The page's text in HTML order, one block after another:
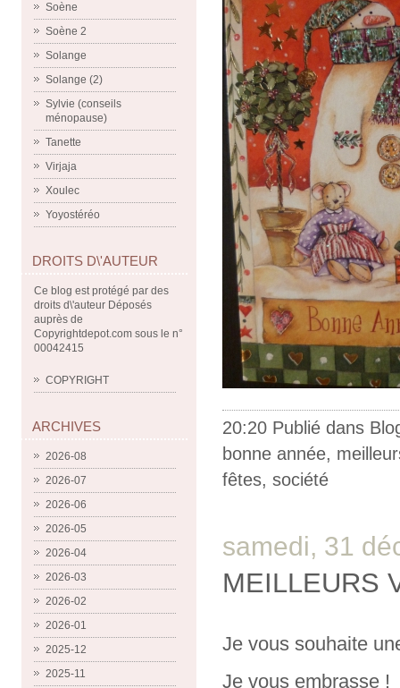
Soène
Soène 2
Solange
Solange (2)
Sylvie (conseils
ménopause)
Tanette
Virjaja
Xoulec
Yoyostéréo
DROITS D\'AUTEUR
Ce blog est protégé par des
droits d\'auteur Déposés
auprès de
Copyrightdepot.com sous le n°
00042415
COPYRIGHT
ARCHIVES
2026-08
2026-07
2026-06
2026-05
2026-04
2026-03
2026-02
2026-01
2025-12
2025-11
20:20 Publié dans
bonne année,
fêtes, société
samedi, 31
MEILLEURS
Je vous souhaite
Je vous embrasse !